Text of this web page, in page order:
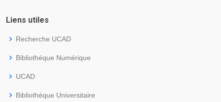
Liens utiles
Recherche UCAD
Bibliothéque Numérique
UCAD
Bibliothéque Universitaire